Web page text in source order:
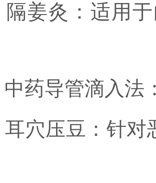
隔姜灸：适用
中药导管滴入法
耳穴压豆：针对